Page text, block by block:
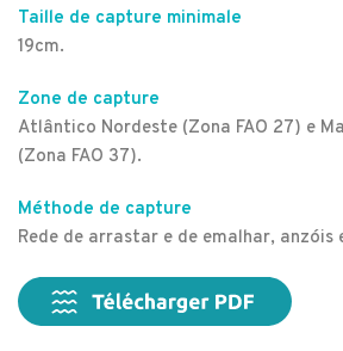
Taille de capture minimale
19cm.
Zone de capture
Atlântico Nordeste (Zona FAO 27) e
(Zona FAO 37).
Méthode de capture
Rede de arrastar e de emalhar, anzóis